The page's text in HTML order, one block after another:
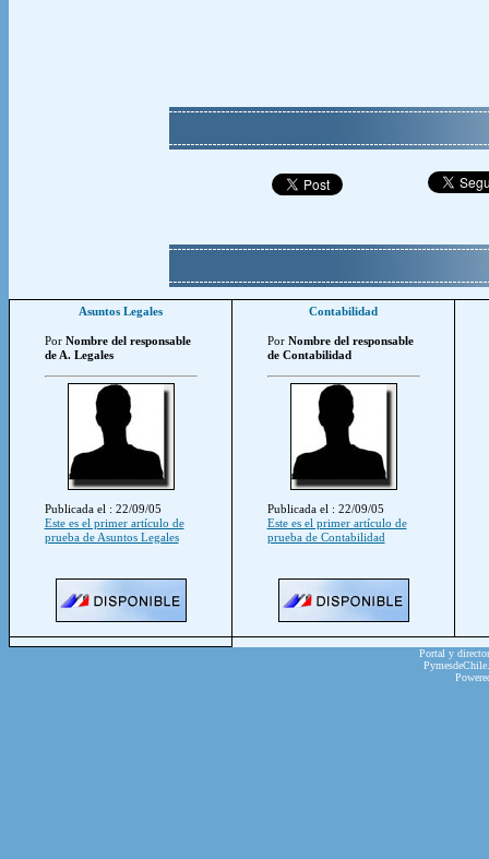
Asuntos Legales
Por Nombre del responsable
de A. Legales
Publicada el : 22/09/05
Este es el primer artículo de
prueba de Asuntos Legales
Contabilidad
Por Nombre del responsable
de Contabilidad
Publicada el : 22/09/05
Este es el primer artículo de
prueba de Contabilidad
Portal y